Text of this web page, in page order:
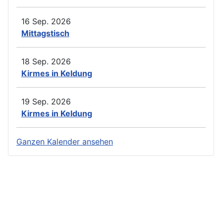
16 Sep. 2026
Mittagstisch
18 Sep. 2026
Kirmes in Keldung
19 Sep. 2026
Kirmes in Keldung
Ganzen Kalender ansehen